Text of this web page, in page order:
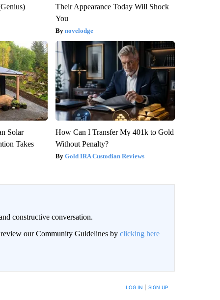
Their Appearance Today Will Shock
You
novelodge
Solar
Takes
How Can I Transfer My 401k to Gold
Without Penalty?
Gold IRA Custodian Reviews
constructive conversation.
review our Community Guidelines by clicking here
NOTIFIED WHEN NEW COMMENTS ARE POSTED LOG IN SIGN UP